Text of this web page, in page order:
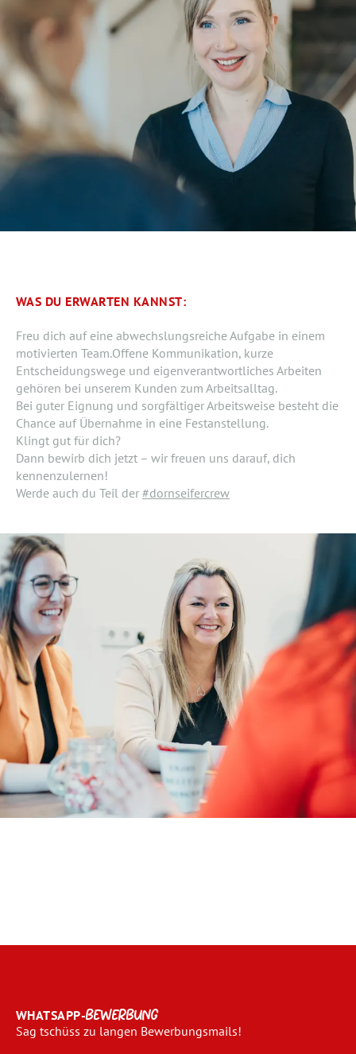
WAS DU ERWARTEN KANNST:
Freu dich auf eine abwechslungsreiche Aufgabe in einem
motivierten Team.Offene Kommunikation, kurze
Entscheidungswege und eigenverantwortliches Arbeiten
gehören bei unserem Kunden zum Arbeitsalltag.
Bei guter Eignung und sorgfältiger Arbeitsweise besteht die
Chance auf Übernahme in eine Festanstellung.
Klingt gut für dich?
Dann bewirb dich jetzt – wir freuen uns darauf, dich
kennenzulernen!
Werde auch du Teil der #dornseifercrew
WHATSAPP-BEWERBUNG
Sag tschüss zu langen Bewerbungsmails!